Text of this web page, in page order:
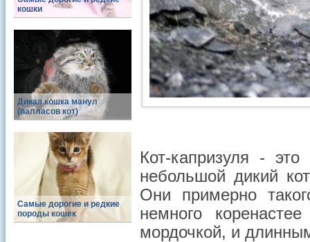
кошки
Дикая кошка манул
(палласов кот)
Самые дорогие и редкие
породы кошек
Кот-капризуля -
небольшой дикий
Они примерно
немного
мордочкой, и